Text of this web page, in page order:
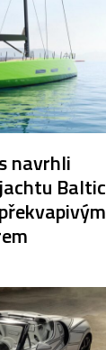
navrhli
Baltic